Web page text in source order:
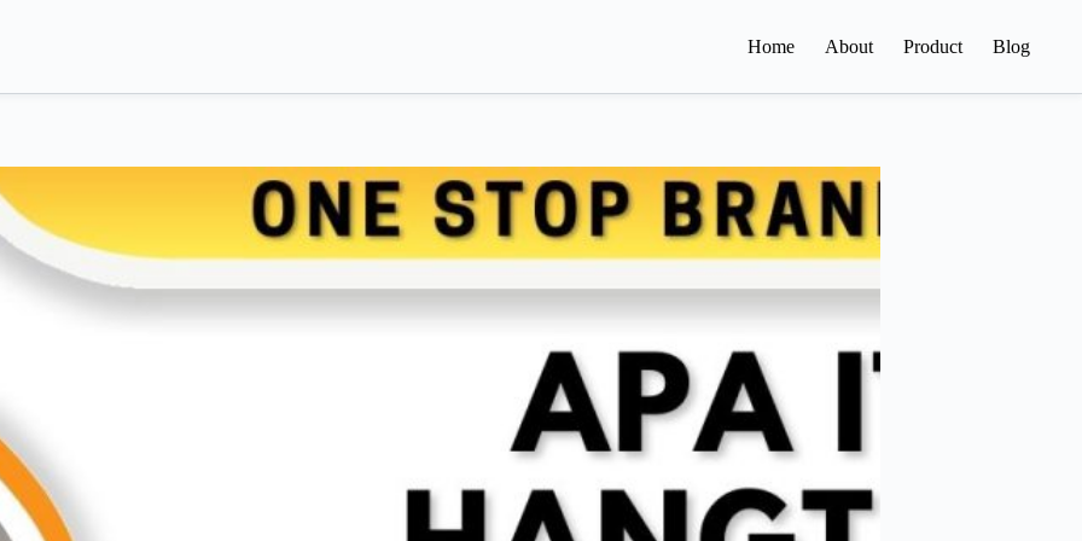
Home About Product Blog